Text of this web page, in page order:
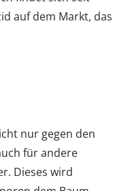
auf dem Markt, das
nur gegen den
für andere
Dieses wird